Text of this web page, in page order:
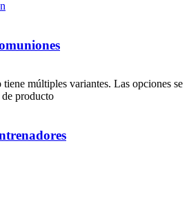
tiene múltiples variantes. Las opciones se
producto